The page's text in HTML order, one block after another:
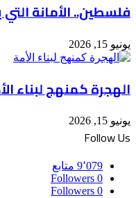
فلسطين.. الأمانة
يونيو 15, 2026
الهجرة كمنهج لبناء
يونيو 15, 2026
Follow Us
9٬079 متابع
0
Followers
0
Followers